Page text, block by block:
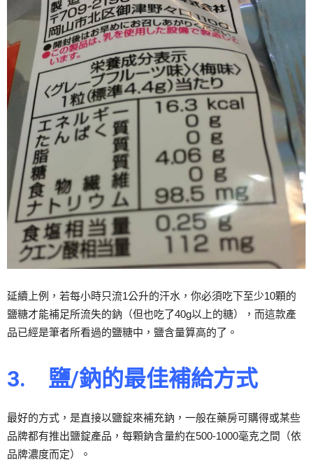
延續上例，若每小時只流1公升的汗水，你必須吃下至少10顆的
鹽糖才能補足所流失的鈉（但也吃了40g以上的糖），而這款產
品已經是筆者所看過的鹽糖中，鹽含量算高的了。
3. 鹽/鈉的最佳補給方式
最好的方式，是直接以鹽錠來補充鈉，一般在藥房可購得或某些
品牌都有推出鹽錠產品，每顆鈉含量約在500-1000毫克之間（依
品牌濃度而定）。